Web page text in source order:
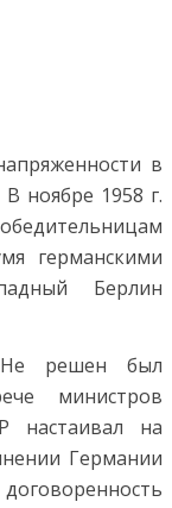
в
ноябре 1958 г.
германскими
Берлин
Не решен был
министров
настаивал на
Германии